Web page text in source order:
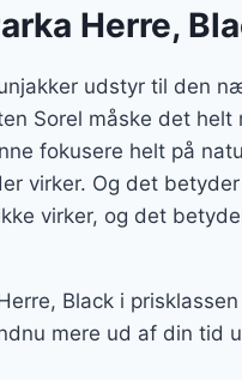
Herre,
udstyr til den
Sorel måske det
fokusere helt på
virker. Og det
virker, og det
Black i
mere ud af din tid